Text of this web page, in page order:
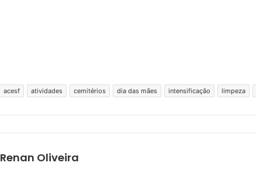
acesf atividades cemitérios dia das mães intensificação limpeza
Renan Oliveira